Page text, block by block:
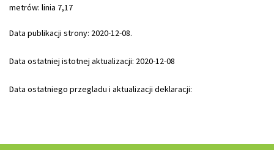
metrów: linia 7,17
Data publikacji strony: 2020-12-08.
Data ostatniej istotnej aktualizacji: 2020-12-08
Data ostatniego przegladu i aktualizacji deklaracji: